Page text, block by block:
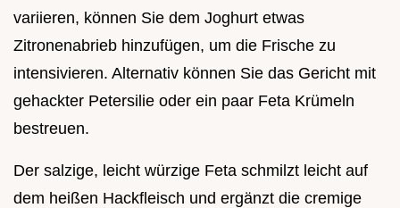
variieren, können Sie dem Joghurt etwas
Zitronenabrieb hinzufügen, um die Frische zu
intensivieren. Alternativ können Sie das Gericht mit
gehackter Petersilie oder ein paar Feta Krümeln
bestreuen.
Der salzige, leicht würzige Feta schmilzt leicht auf
dem heißen Hackfleisch und ergänzt die cremige